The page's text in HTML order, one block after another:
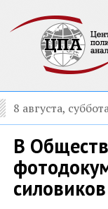
8 августа,
В